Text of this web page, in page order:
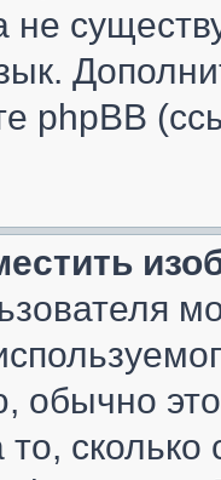
не
phpBB
обычно это